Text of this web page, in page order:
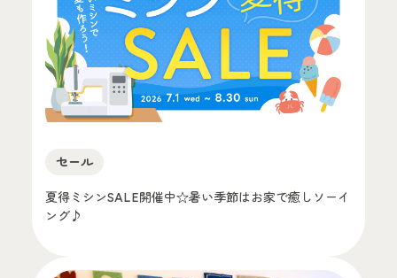
セール
夏得ミシンSALE開催中☆暑い季節はお家で癒しソーイ
ング♪